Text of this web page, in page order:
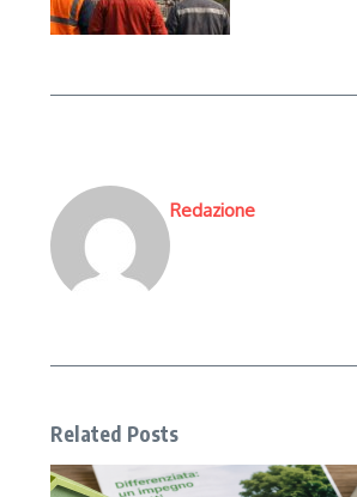
Redazione
Related Posts